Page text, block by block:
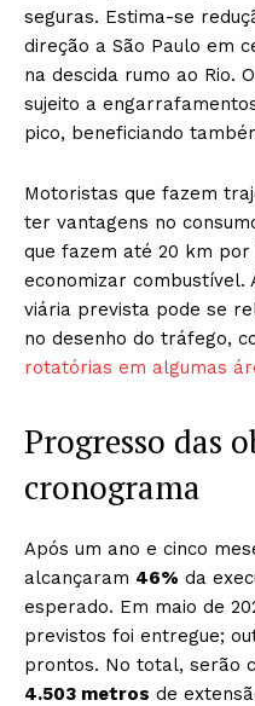
seguras. Estima-se
direção a São Paulo em
na descida rumo ao Rio.
sujeito a
pico, beneficiando
Motoristas que fazem
ter vantagens no
que fazem até 20 km
economizar combustível.
viária prevista pode se
no desenho do tráfego,
rotatórias em algumas
Progresso das
cronograma
Após um ano e cinco
alcançaram 46% da
esperado. Em maio de
previstos foi entregue;
prontos. No total, serão
4.503 metros de